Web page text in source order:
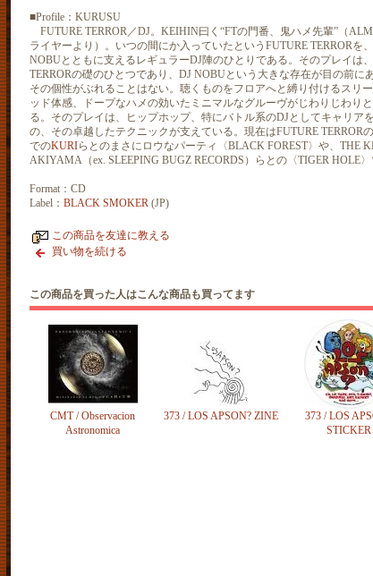
■Profile：KURUSU
FUTURE TERROR／DJ。KEIHIN曰く“FTの門番、鬼ハメ先輩”（
ライヤーより）。いつの間にか入っていたというFUTURE TERRORを
NOBUとともに支えるレギュラーDJ陣のひとりである。そのプレイは
TERRORの礎のひとつであり、DJ NOBUという大きな存在が目の前に
その個性がぶれることはない。聴くものをフロアへと縛り付けるスリ
ッド体感、ドープなハメの効いたミニマルなグルーヴがじわりじわりと
る。そのプレイは、ヒップホップ、特にバトル系のDJとしてキャリア
の、その卓越したテクニックが支えている。現在はFUTURE TERROR
でのKURIらとのまさにロウなパーティ〈BLACK FOREST〉や、THE
AKIYAMA（ex. SLEEPING BUGZ RECORDS）らとの〈TIGER HOLE〉
Format：CD
Label： BLACK SMOKER (JP)
この商品を友達に教える
買い物を続ける
この商品を買った人はこんな商品も買ってます
CMT / Observacion
Astronomica
373 / LOS APSON? ZINE
373 / LOS
STICKER